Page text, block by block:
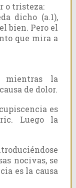
o tristeza:
dicho (a.1),
bien. Pero el
que mira a
mientras la
de dolor.
es
Luego la
nocivas, se
es la causa